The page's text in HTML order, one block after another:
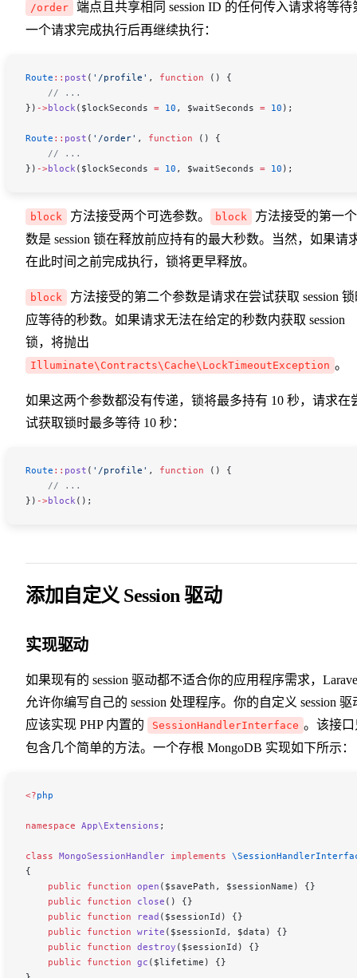
/order
端点且共享相同 session ID 的任何传入请求将等待
一个请求完成执行后再继续执行：
Route :: post ( '/profile' , function () {
    // ...
}) ->block ( $lockSeconds = 10 , $waitSeconds = 10 );
Route :: post ( '/order' , function () {
    // ...
}) ->block ( $lockSeconds = 10 , $waitSeconds = 10 );
block 方法接受两个可选参数。 block
方法接受的第一
数是 session 锁在释放前应持有的最大秒数。当然，如果请
在此时间之前完成执行，锁将更早释放。
block
方法接受的第二个参数是请求在尝试获取 session
应等待的秒数。如果请求无法在给定的秒数内获取 session
锁，将抛出
Illuminate\Contracts\Cache\LockTimeoutException 。
如果这两个参数都没有传递，锁将最多持有 10 秒，请求在
试获取锁时最多等待 10 秒：
Route :: post ( '/profile' , function () {
    // ...
}) ->block ();
添加自定义 Session 驱动
实现驱动
如果现有的 session 驱动都不适合你的应用程序需求，
允许你编写自己的 session 处理程序。你的自定义 session 驱
应该实现 PHP 内置的
SessionHandlerInterface 。该接口
包含几个简单的方法。一个存根 MongoDB 实现如下所示：
<?php
namespace App\Extensions ;
class MongoSessionHandler implements
{
    public
function open ( $savePath , $sessionName ) {}
    public
function close () {}
    public
function read ( $sessionId ) {}
    public
function write ( $sessionId , $data ) {}
    public
function destroy ( $sessionId ) {}
    public
function gc ( $lifetime ) {}